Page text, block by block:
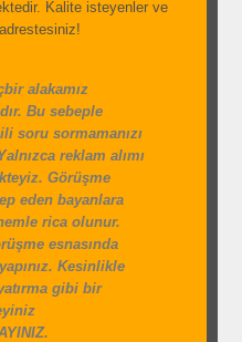
Kalite isteyenler ve
alakamız
Bu sebeple
soru sormamanızı
reklam alımı
Görüşme
eden bayanlara
rica olunur.
esnasında
Kesinlikle
gibi bir